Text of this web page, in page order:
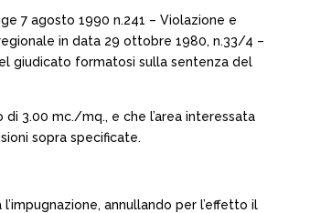
7 agosto 1990 n.241 – Violazione e
in data 29 ottobre 1980, n.33/4 –
giudicato formatosi sulla sentenza del
3.00 mc./mq., e che l’area interessata
sopra specificate.
annullando per l’effetto il